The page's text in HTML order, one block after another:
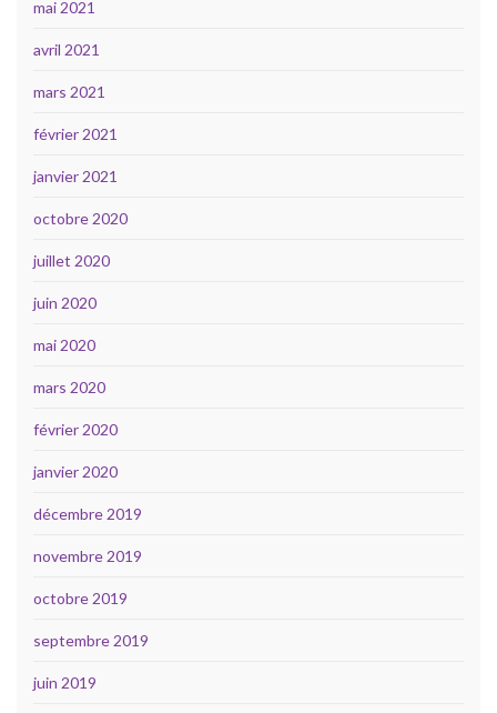
mai 2021
avril 2021
mars 2021
février 2021
janvier 2021
octobre 2020
juillet 2020
juin 2020
mai 2020
mars 2020
février 2020
janvier 2020
décembre 2019
novembre 2019
octobre 2019
septembre 2019
juin 2019